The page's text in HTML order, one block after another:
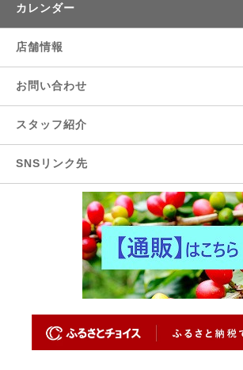
カレンダー
店舗情報
お問い合わせ
スタッフ紹介
SNSリンク先